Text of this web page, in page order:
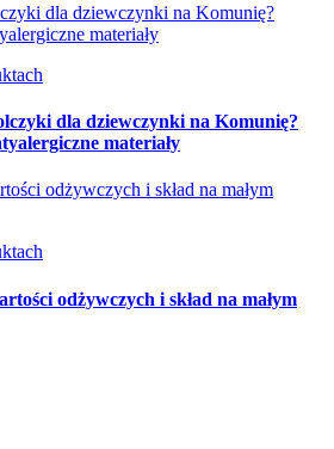
dla dziewczynki na Komunię?
materiały
dla dziewczynki na Komunię?
materiały
odżywczych i skład na małym
odżywczych i skład na małym